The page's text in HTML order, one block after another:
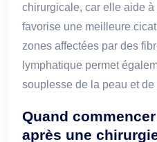
chirurgicale, car elle aide
favorise une meilleure
zones affectées par des
lymphatique permet
souplesse de la peau et
Quand
après une